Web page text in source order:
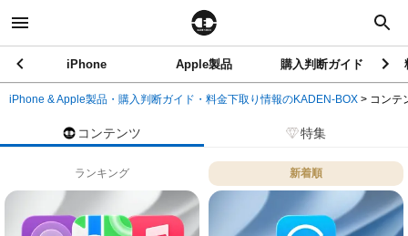
iPhone Apple製品 購入判断ガイド
iPhone & Apple製品・購入判断ガイド・料金下取り情報のKADEN-BOX > コンテ
コンテンツ 特集
ランキング 新着順